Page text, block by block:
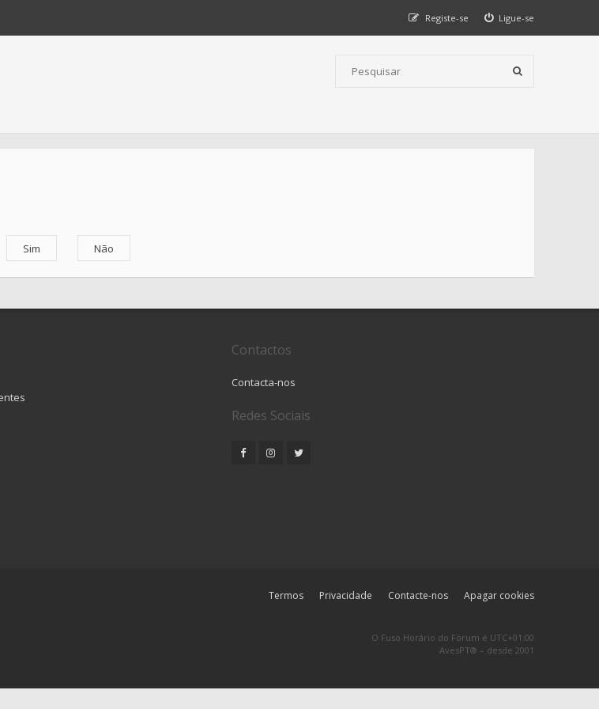
Ligue-se
Registe-se
Contactos
Contacta-nos
Redes Sociais
Apagar cookies
Contacte-nos
Privacidade
Termos
O Fuso Horário do Fórum é UTC+01:00
AvesPT® – desde 2001